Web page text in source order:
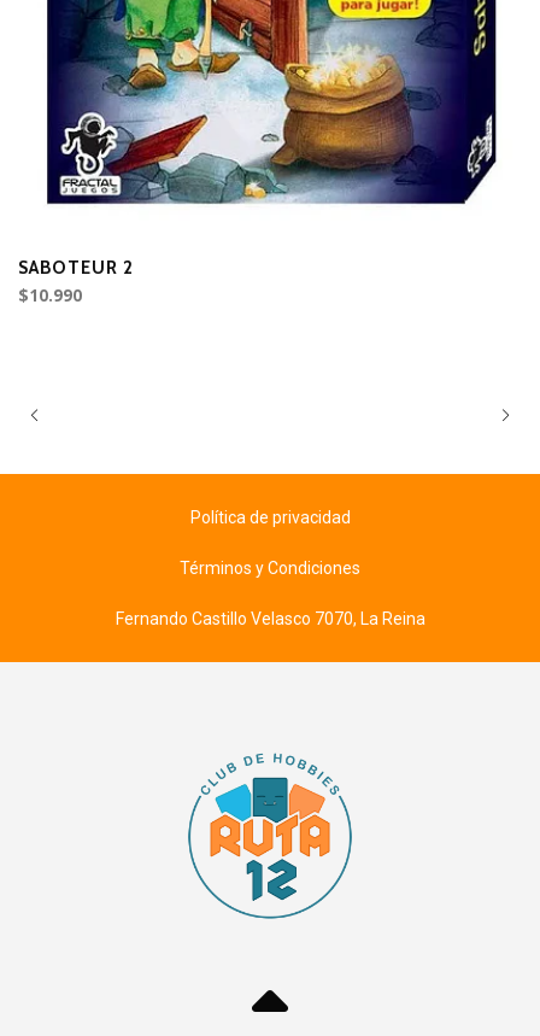
SABOTEUR 2
$10.990
Política de privacidad
Términos y Condiciones
Fernando Castillo Velasco 7070, La Reina